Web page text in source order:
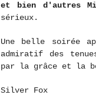
et bien d'autres
sérieux.
Une belle soirée
admiratif des
par la grâce et la
Silver Fox